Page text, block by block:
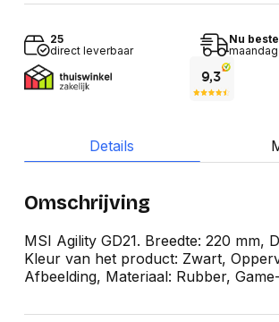
25
direct leverbaar
Nu
Details
Omschrijving
MSI Agility GD21. Breedte: 220 mm,
Kleur van het product: Zwart,
Afbeelding, Materiaal: Rubber,